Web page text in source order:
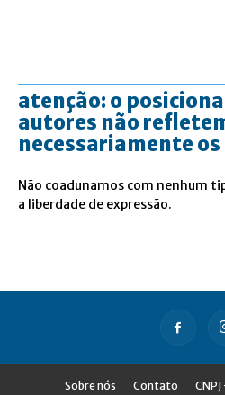
atenção: o
autores não
necessariamente os
Não coadunamos com nenhum
a liberdade de expressão.
Sobre nós Contato